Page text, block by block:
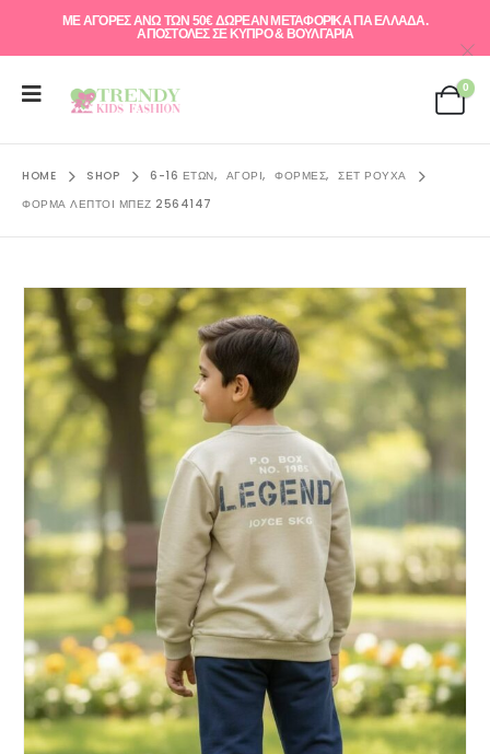
ΜΕ ΑΓΟΡΕΣ ΑΝΩ ΤΩΝ 50€ ΔΩΡΕΑΝ ΜΕΤΑΦΟΡΙΚΑ ΓΙΑ ΕΛΛAΔΑ.
ΑΠΟΣΤΟΛΕΣ ΣΕ ΚΥΠΡΟ & ΒΟΥΛΓΑΡΙΑ
0
HOME SHOP 6-16 ΕΤΏΝ, ΑΓΌΡΙ, ΦΌΡΜΕΣ, ΣΕΤ ΡΟΎΧΑ
ΦΌΡΜΑ ΛΕΠΤΟΊ ΜΠΕΖ 2564147